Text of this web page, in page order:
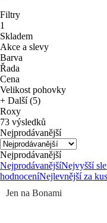
Filtry
1
Skladem
Akce a slevy
Barva
Řada
Cena
Velikost pohovky
+ Další (5)
Roxy
73 výsledků
Nejprodávanější
Nejprodávanější
NejprodávanějšíNejvyšší
hodnoceníNejlevnější za kus
Jen na Bonami